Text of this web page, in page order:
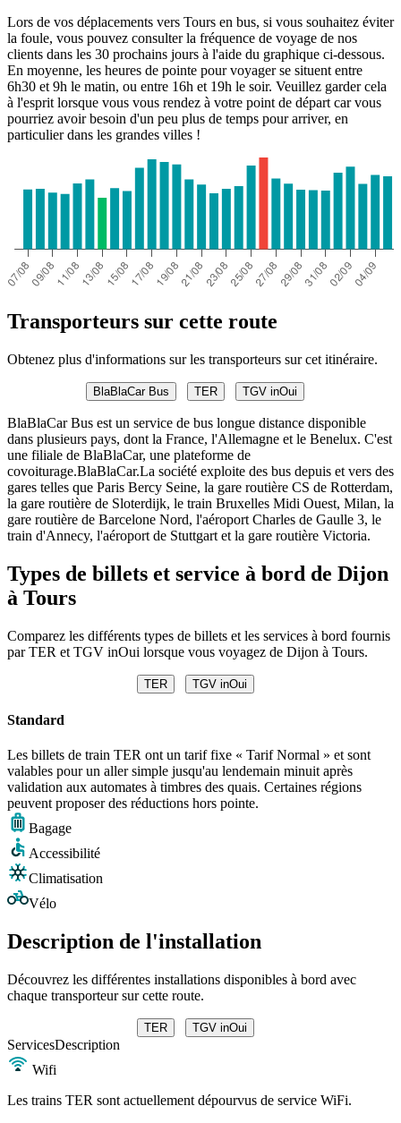
Lors de vos déplacements vers Tours en bus, si vous souhaitez éviter
la foule, vous pouvez consulter la fréquence de voyage de nos
clients dans les 30 prochains jours à l'aide du graphique ci-dessous.
En moyenne, les heures de pointe pour voyager se situent entre
6h30 et 9h le matin, ou entre 16h et 19h le soir. Veuillez garder cela
à l'esprit lorsque vous vous rendez à votre point de départ car vous
pourriez avoir besoin d'un peu plus de temps pour arriver, en
particulier dans les grandes villes !
Transporteurs sur cette route
Obtenez plus d'informations sur les transporteurs sur cet itinéraire.
BlaBlaCar Bus TER TGV inOui
BlaBlaCar Bus est un service de bus longue distance disponible
dans plusieurs pays, dont la France, l'Allemagne et le Benelux. C'est
une filiale de BlaBlaCar, une plateforme de
covoiturage.BlaBlaCar.La société exploite des bus depuis et vers des
gares telles que Paris Bercy Seine, la gare routière CS de Rotterdam,
la gare routière de Sloterdijk, le train Bruxelles Midi Ouest, Milan, la
gare routière de Barcelone Nord, l'aéroport Charles de Gaulle 3, le
train d'Annecy, l'aéroport de Stuttgart et la gare routière Victoria.
Types de billets et service à bord de Dijon
à Tours
Comparez les différents types de billets et les services à bord fournis
par TER et TGV inOui lorsque vous voyagez de Dijon à Tours.
TER TGV inOui
Standard
Les billets de train TER ont un tarif fixe « Tarif Normal » et sont
valables pour un aller simple jusqu'au lendemain minuit après
validation aux automates à timbres des quais. Certaines régions
peuvent proposer des réductions hors pointe.
Bagage
Accessibilité
Climatisation
Vélo
Description de l'installation
Découvrez les différentes installations disponibles à bord avec
chaque transporteur sur cette route.
TER TGV inOui
ServicesDescription
Wifi
Les trains TER sont actuellement dépourvus de service WiFi.